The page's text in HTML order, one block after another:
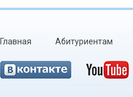
Главная Абитуриентам